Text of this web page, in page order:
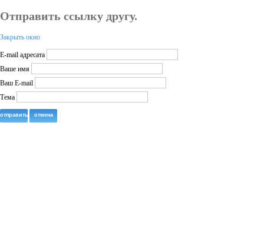
Отправить ссылку другу.
Закрыть окно
E-mail адресата
Ваше имя
Ваш E-mail
Тема
отправить отмена